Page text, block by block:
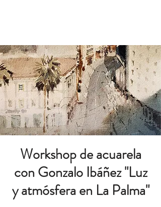
Workshop de acuarela
con Gonzalo Ibáñez "Luz
y atmósfera en La Palma"